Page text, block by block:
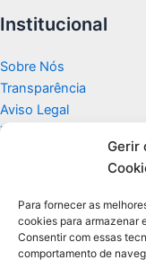
Gerir
Para fornecer as
cookies para armazenar
Consentir com essas
comportamento de
Institucional
Sobre Nós
Transparência
Aviso Legal
Termos de Uso
Politicas de
Apoio
Glossário de Tecnologia